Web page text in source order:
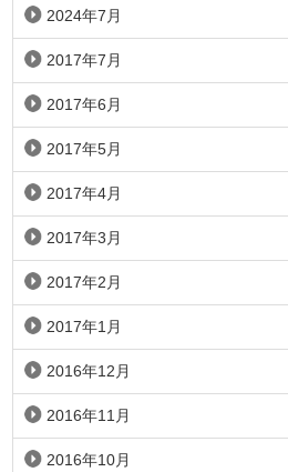
2024年7月
2017年7月
2017年6月
2017年5月
2017年4月
2017年3月
2017年2月
2017年1月
2016年12月
2016年11月
2016年10月